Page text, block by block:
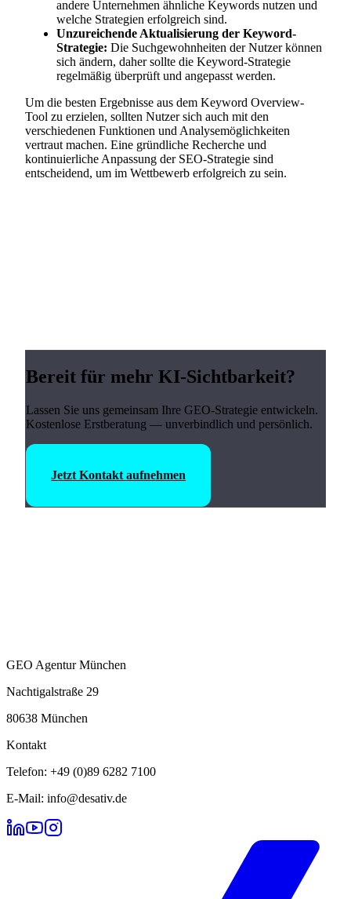
andere Unternehmen ähnliche Keywords nutzen und
welche Strategien erfolgreich sind.
Unzureichende Aktualisierung der Keyword-
Strategie: Die Suchgewohnheiten der Nutzer können
sich ändern, daher sollte die Keyword-Strategie
regelmäßig überprüft und angepasst werden.
Um die besten Ergebnisse aus dem Keyword Overview-
Tool zu erzielen, sollten Nutzer sich auch mit den
verschiedenen Funktionen und Analysemöglichkeiten
vertraut machen. Eine gründliche Recherche und
kontinuierliche Anpassung der SEO-Strategie sind
entscheidend, um im Wettbewerb erfolgreich zu sein.
Bereit für mehr KI-Sichtbarkeit?
Lassen Sie uns gemeinsam Ihre GEO-Strategie entwickeln.
Kostenlose Erstberatung — unverbindlich und persönlich.
Jetzt Kontakt aufnehmen
GEO Agentur München
Nachtigalstraße 29
80638 München
Kontakt
Telefon: +49 (0)89 6282 7100
E-Mail: info@desativ.de